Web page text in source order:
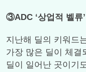
③ADC ‘상업적 벨류
지난해 딜의 키워드
가장 많은 딜이 체결
딜이 일어난 곳이기